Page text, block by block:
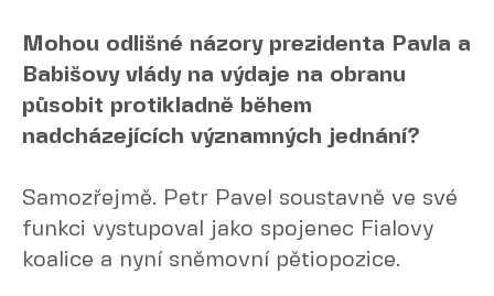
Mohou odlišné názory prezidenta Pavla a
Babišovy vlády na výdaje na obranu
působit protikladně během
nadcházejících významných jednání?
Samozřejmě. Petr Pavel soustavně ve své
funkci vystupoval jako spojenec Fialovy
koalice a nyní sněmovní pětiopozice.